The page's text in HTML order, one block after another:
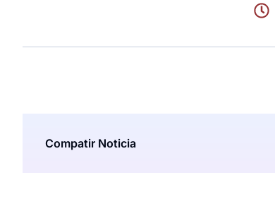
Compatir Noticia